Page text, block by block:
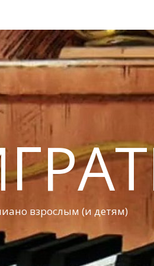
взрослым (и детям)